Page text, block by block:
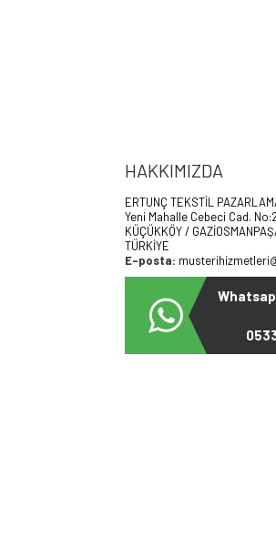
HAKKIMIZDA
ERTUNÇ TEKSTİL
Yeni Mahalle Cebeci Cad.
KÜÇÜKKÖY /
TÜRKİYE
E-posta: